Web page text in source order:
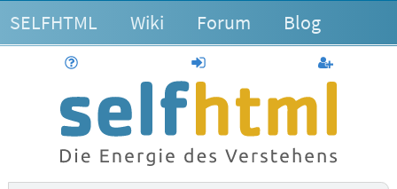
SELFHTML Wiki Forum Blog
anmelden